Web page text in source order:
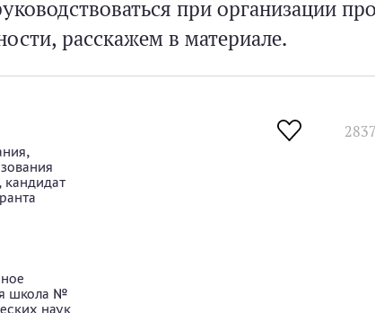
при организации
расскажем в материале.
школа №
наук
2837